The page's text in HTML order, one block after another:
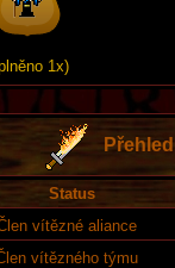
1x)
Status
vítězné aliance
vítězného týmu